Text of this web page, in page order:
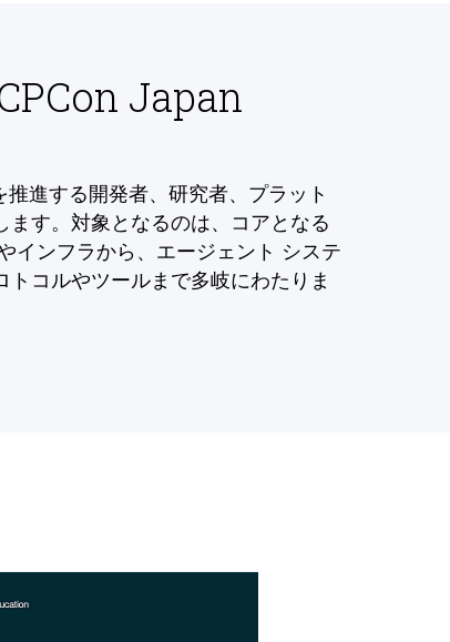
Japan
進する開発者、研究者、プラット
ます。対象となるのは、コアとなる
インフラから、エージェント システ
コルやツールまで多岐にわたりま